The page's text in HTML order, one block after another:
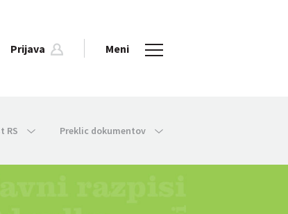
Prijava Meni
RS Preklic dokumentov